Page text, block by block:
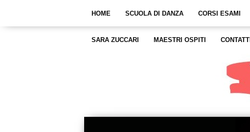
HOME SCUOLA DI DANZA CORSI ESAMI
SARA ZUCCARI MAESTRI OSPITI CONTATTI